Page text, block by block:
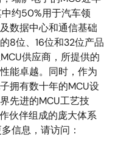
约50%用于汽车领
数据中心和通信基础
8位、16位和32位产品
供应商，所提供的
能卓越。同时，作为
拥有数十年的MCU设
先进的MCU工艺技
伙伴组成的庞大体系
信息，请访问：